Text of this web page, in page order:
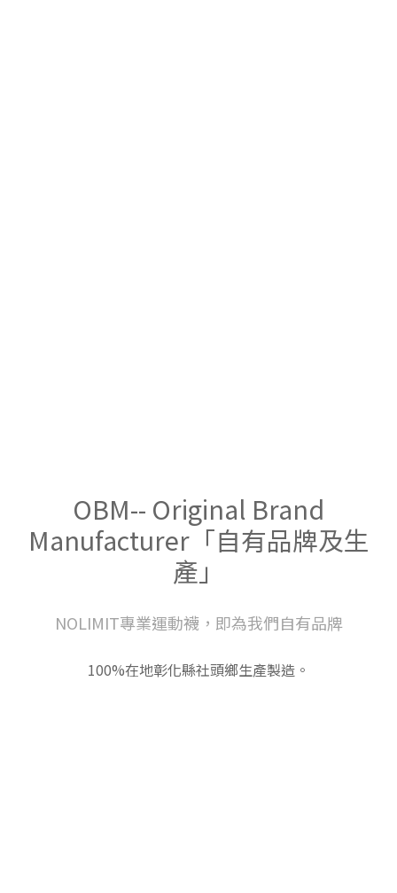
OBM-- Original Brand
Manufacturer「自有品牌及生
產」
NOLIMIT專業運動襪，即為我們自有品牌
100%在地彰化縣社頭鄉生產製造。